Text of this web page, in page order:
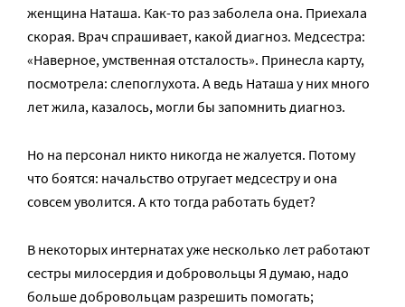
женщина Наташа. Как-то раз заболела она. Приехала
скорая. Врач спрашивает, какой диагноз. Медсестра:
«Наверное, умственная отсталость». Принесла карту,
посмотрела: слепоглухота. А ведь Наташа у них много
лет жила, казалось, могли бы запомнить диагноз.
Но на персонал никто никогда не жалуется. Потому
что боятся: начальство отругает медсестру и она
совсем уволится. А кто тогда работать будет?
В некоторых интернатах уже несколько лет работают
сестры милосердия и добровольцы Я думаю, надо
больше добровольцам разрешить помогать;